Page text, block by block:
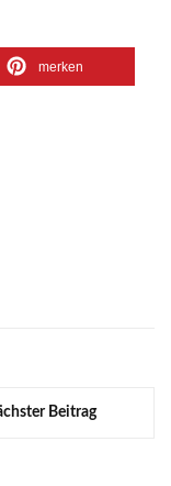
merken
Beitrag